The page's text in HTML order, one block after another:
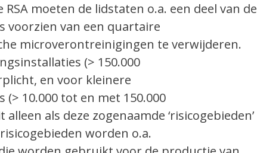
moeten de lidstaten o.a. een deel van de
voorzien van een quartaire
microverontreinigingen te verwijderen.
(> 150.000
en voor kleinere
10.000 tot en met 150.000
als deze zogenaamde ‘risicogebieden’
worden o.a.